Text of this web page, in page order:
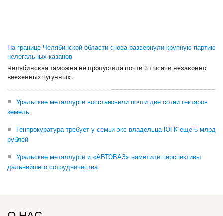
На границе Челябинской области снова развернули крупную партию
нелегальных казанов
Челябинская таможня не пропустила почти 3 тысячи незаконно
ввезенных чугунных...
Уральские металлурги восстановили почти две сотни гектаров
земель
Генпрокуратура требует у семьи экс-владельца ЮГК еще 5 млрд
рублей
Уральские металлурги и «АВТОВАЗ» наметили перспективы
дальнейшего сотрудничества